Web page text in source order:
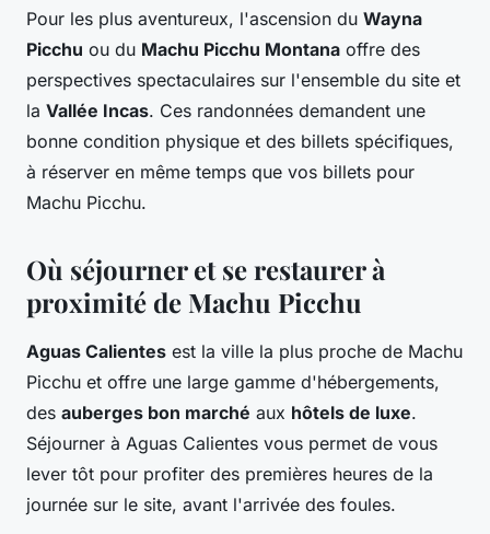
Pour les plus aventureux, l'ascension du Wayna
Picchu ou du Machu Picchu Montana offre des
perspectives spectaculaires sur l'ensemble du site et
la Vallée Incas. Ces randonnées demandent une
bonne condition physique et des billets spécifiques,
à réserver en même temps que vos billets pour
Machu Picchu.
Où séjourner et se restaurer à
proximité de Machu Picchu
Aguas Calientes est la ville la plus proche de Machu
Picchu et offre une large gamme d'hébergements,
des auberges bon marché aux hôtels de luxe.
Séjourner à Aguas Calientes vous permet de vous
lever tôt pour profiter des premières heures de la
journée sur le site, avant l'arrivée des foules.